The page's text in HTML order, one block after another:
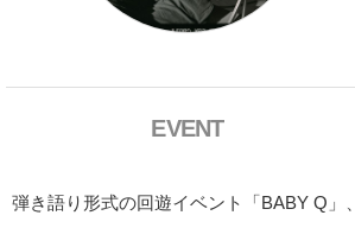
EVENT
弾き語り形式の回遊イベント「BABY Q」、